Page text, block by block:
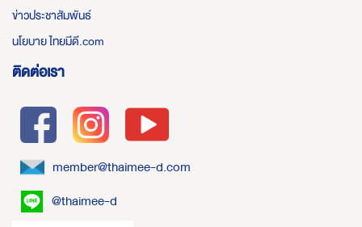
ข่าวประชาสัมพันธ์
นโยบาย ไทยมีดี.com
ติดต่อเรา
member@thaimee-d.com
@thaimee-d